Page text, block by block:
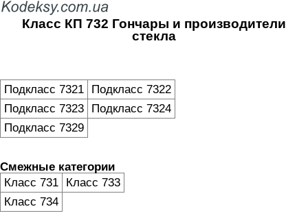
Класс КП 732 Гончары и производители
стекла
Подкласс 7321 Подкласс 7322
Подкласс 7323 Подкласс 7324
Подкласс 7329
Смежные категории
Класс 731 Класс 733
Класс 734